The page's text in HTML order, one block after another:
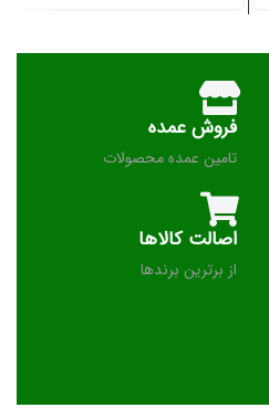
فروش عمده
تامین عمده محصولات
اصالت کالاها
از برترین برندها